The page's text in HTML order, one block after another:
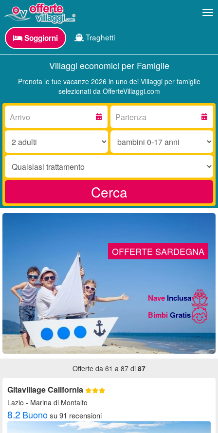
Soggiorni Traghetti
Villaggi economici per Famiglie
Prenota le tue vacanze 2026 in uno dei Villaggi per famiglie
selezionati da OfferteVillaggi.com
Arrivo:
Partenza:
Adulti:
Bambini
17
Trattamento:
Cerca
Offerte da 61 a 87 di 87
Gitavillage California
Lazio - Marina di Montalto
8.2 Buonosu 91 recensioni